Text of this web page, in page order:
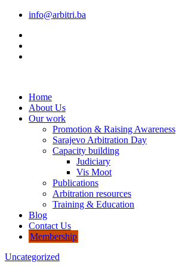
info@arbitri.ba
Home
About Us
Our work
Promotion & Raising Awareness
Sarajevo Arbitration Day
Capacity building
Judiciary
Vis Moot
Publications
Arbitration resources
Training & Education
Blog
Contact Us
Membership
Uncategorized